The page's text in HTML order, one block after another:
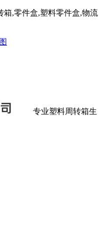
箱,零件盒,塑料零件盒,物流
专业塑料周转箱生